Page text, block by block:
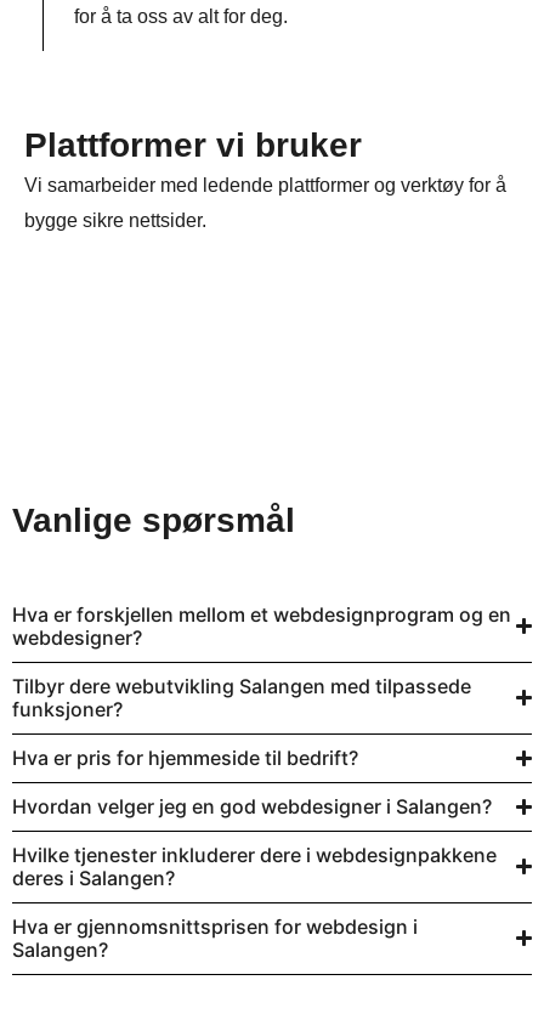
for å ta oss av alt for deg.
Plattformer vi bruker
Vi samarbeider med ledende plattformer og verktøy for å
bygge sikre nettsider.
Vanlige spørsmål
Hva er forskjellen mellom et webdesignprogram og en
webdesigner?
Tilbyr dere webutvikling Salangen med tilpassede
funksjoner?
Hva er pris for hjemmeside til bedrift?
Hvordan velger jeg en god webdesigner i Salangen?
Hvilke tjenester inkluderer dere i webdesignpakkene
deres i Salangen?
Hva er gjennomsnittsprisen for webdesign i
Salangen?